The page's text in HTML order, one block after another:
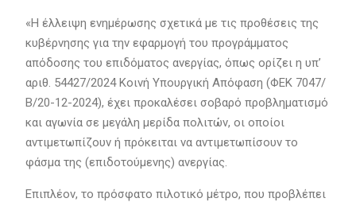
«Η έλλειψη ενημέρωσης σχετικά με τις προθέσεις της
κυβέρνησης για την εφαρμογή του προγράμματος
απόδοσης του επιδόματος ανεργίας, όπως ορίζει η υπ’
αριθ. 54427/2024 Κοινή Υπουργική Απόφαση (ΦΕΚ 7047/
Β/20-12-2024), έχει προκαλέσει σοβαρό προβληματισμό
και αγωνία σε μεγάλη μερίδα πολιτών, οι οποίοι
αντιμετωπίζουν ή πρόκειται να αντιμετωπίσουν το
φάσμα της (επιδοτούμενης) ανεργίας.
Επιπλέον, το πρόσφατο πιλοτικό μέτρο, που προβλέπει